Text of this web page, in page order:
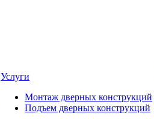
Услуги
Монтаж дверных конструкций
Подъем дверных конструкций